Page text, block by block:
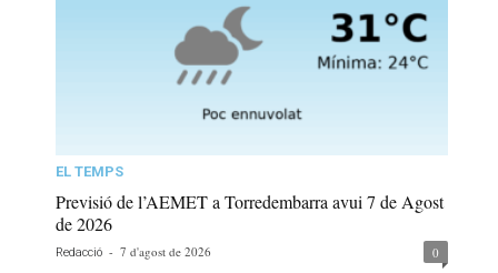
EL TEMPS
Previsió de l’AEMET a Torredembarra avui 7 de Agost
de 2026
Redacció - 7 d'agost de 2026 0